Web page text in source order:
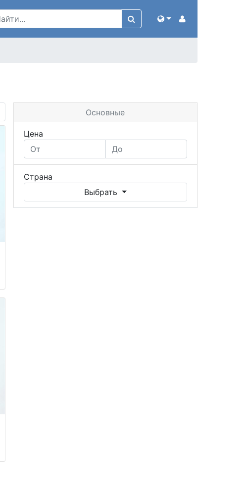
Основные
Цена
Страна
Выбрать